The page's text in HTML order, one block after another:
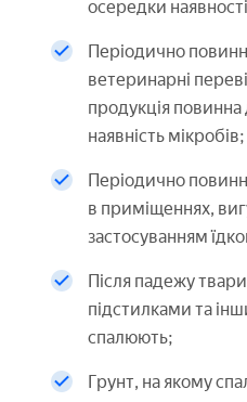
осередки
Періодично
ветеринарні
продукція
наявність мікробів;
Періодично
в приміщеннях,
застосуванням
Після падежу
підстилками та
спалюють;
Грунт, на якому